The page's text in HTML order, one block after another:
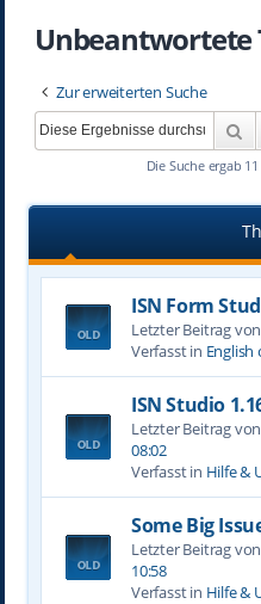
Unbeantwortete
Zur erweiterten Suche
Die Suche ergab
ISN Form
Letzter Beitrag von
Verfasst in English
ISN Studio
Letzter Beitrag von
08:02
Verfasst in Hilfe &
Some Big
Letzter Beitrag von
10:58
Verfasst in Hilfe &